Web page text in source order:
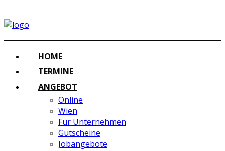
HOME
TERMINE
ANGEBOT
Online
Wien
Für Unternehmen
Gutscheine
Jobangebote